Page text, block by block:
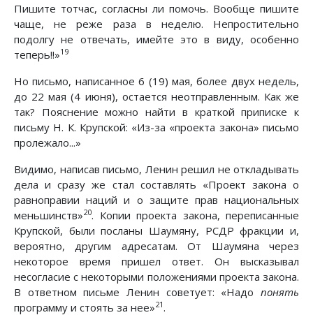
Пишите тотчас, согласны ли помочь. Вообще пишите
чаще, не реже раза в неделю. Непростительно
подолгу не отвечать, имейте это в виду, особенно
теперь!!»19
Но письмо, написанное 6 (19) мая, более двух недель,
до 22 мая (4 июня), остается неотправленным. Как же
так? Пояснение можно найти в краткой приписке к
письму Н. К. Крупской: «Из-за «проекта закона» письмо
пролежало...»
Видимо, написав письмо, Ленин решил не откладывать
дела и сразу же стал составлять «Проект закона о
равноправии наций и о защите прав национальных
меньшинств»20. Копии проекта закона, переписанные
Крупской, были посланы Шаумяну, РСДР фракции и,
вероятно, другим адресатам. От Шаумяна через
некоторое время пришел ответ. Он высказывал
несогласие с некоторыми положениями проекта закона.
В ответном письме Ленин советует: «Надо понять
программу и стоять за нее»21 .